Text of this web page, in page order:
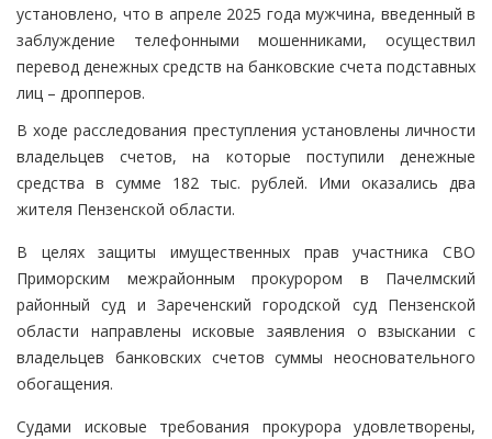
установлено, что в апреле 2025 года мужчина, введенный в
заблуждение телефонными мошенниками, осуществил
перевод денежных средств на банковские счета подставных
лиц – дропперов.
В ходе расследования преступления установлены личности
владельцев счетов, на которые поступили денежные
средства в сумме 182 тыс. рублей. Ими оказались два
жителя Пензенской области.
В целях защиты имущественных прав участника СВО
Приморским межрайонным прокурором в Пачелмский
районный суд и Зареченский городской суд Пензенской
области направлены исковые заявления о взыскании с
владельцев банковских счетов суммы неосновательного
обогащения.
Судами исковые требования прокурора удовлетворены,